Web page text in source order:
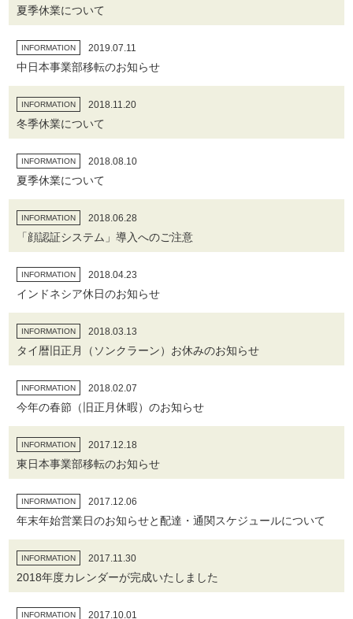
夏季休業について
INFORMATION 2019.07.11
中日本事業部移転のお知らせ
INFORMATION 2018.11.20
冬季休業について
INFORMATION 2018.08.10
夏季休業について
INFORMATION 2018.06.28
「顔認証システム」導入へのご注意
INFORMATION 2018.04.23
インドネシア休日のお知らせ
INFORMATION 2018.03.13
タイ暦旧正月（ソンクラーン）お休みのお知らせ
INFORMATION 2018.02.07
今年の春節（旧正月休暇）のお知らせ
INFORMATION 2017.12.18
東日本事業部移転のお知らせ
INFORMATION 2017.12.06
年末年始営業日のお知らせと配達・通関スケジュールについて
INFORMATION 2017.11.30
2018年度カレンダーが完成いたしました
INFORMATION 2017.10.01